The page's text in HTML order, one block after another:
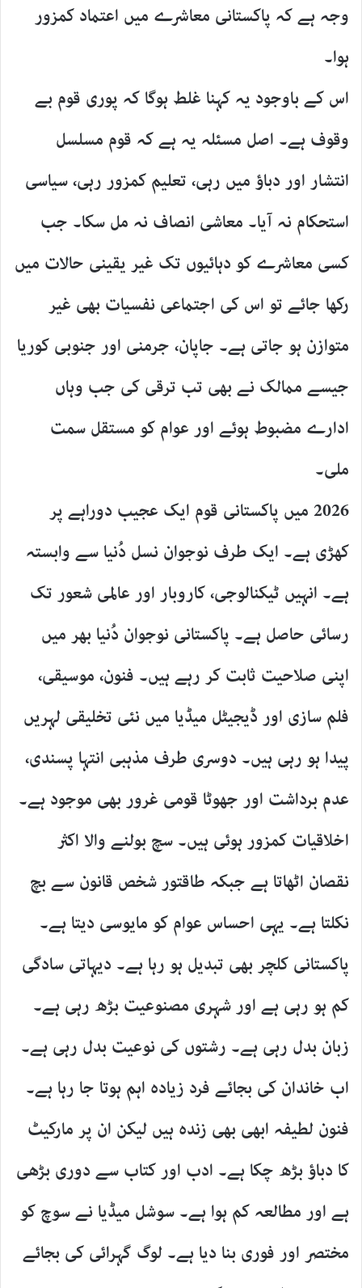
وجہ ہے کہ پاکستانی معاشرے میں اعتماد کمزور
ہوا۔
اس کے باوجود یہ کہنا غلط ہوگا کہ پوری قوم بے
وقوف ہے۔ اصل مسئلہ یہ ہے کہ قوم مسلسل
انتشار اور دباؤ میں رہی، تعلیم کمزور رہی، سیاسی
استحکام نہ آیا۔ معاشی انصاف نہ مل سکا۔ جب
کسی معاشرے کو دہائیوں تک غیر یقینی حالات میں
رکھا جائے تو اس کی اجتماعی نفسیات بھی غیر
متوازن ہو جاتی ہے۔ جاپان، جرمنی اور جنوبی کوریا
جیسے ممالک نے بھی تب ترقی کی جب وہاں
ادارے مضبوط ہوئے اور عوام کو مستقل سمت
ملی۔
2026 میں پاکستانی قوم ایک عجیب دوراہے پر
کھڑی ہے۔ ایک طرف نوجوان نسل دُنیا سے وابستہ
ہے۔ انہیں ٹیکنالوجی، کاروبار اور عالمی شعور تک
رسائی حاصل ہے۔ پاکستانی نوجوان دُنیا بھر میں
اپنی صلاحیت ثابت کر رہے ہیں۔ فنون، موسیقی،
فلم سازی اور ڈیجیٹل میڈیا میں نئی تخلیقی لہریں
پیدا ہو رہی ہیں۔ دوسری طرف مذہبی انتہا پسندی،
عدم برداشت اور جھوٹا قومی غرور بھی موجود ہے۔
اخلاقیات کمزور ہوئی ہیں۔ سچ بولنے والا اکثر
نقصان اٹھاتا ہے جبکہ طاقتور شخص قانون سے بچ
نکلتا ہے۔ یہی احساس عوام کو مایوسی دیتا ہے۔
پاکستانی کلچر بھی تبدیل ہو رہا ہے۔ دیہاتی سادگی
کم ہو رہی ہے اور شہری مصنوعیت بڑھ رہی ہے۔
زبان بدل رہی ہے۔ رشتوں کی نوعیت بدل رہی ہے۔
اب خاندان کی بجائے فرد زیادہ اہم ہوتا جا رہا ہے۔
فنون لطیفہ ابھی بھی زندہ ہیں لیکن ان پر مارکیٹ
کا دباؤ بڑھ چکا ہے۔ ادب اور کتاب سے دوری بڑھی
ہے اور مطالعہ کم ہوا ہے۔ سوشل میڈیا نے سوچ کو
مختصر اور فوری بنا دیا ہے۔ لوگ گہرائی کی بجائے